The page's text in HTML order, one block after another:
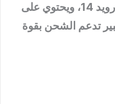
يعمل الهاتف بنظام أندرويد 14، ويحتوي على
ميلي أمبير تدعم الشحن بقوة